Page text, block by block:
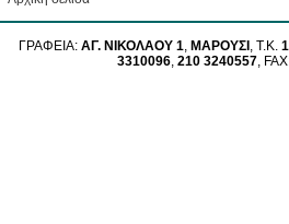
ΓΡΑΦΕΙΑ: ΑΓ. ΝΙΚΟΛΑΟΥ 1, ΜΑΡΟΥΣΙ , Τ.Κ.
3310096, 210 3240557,